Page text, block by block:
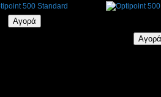
€124,00